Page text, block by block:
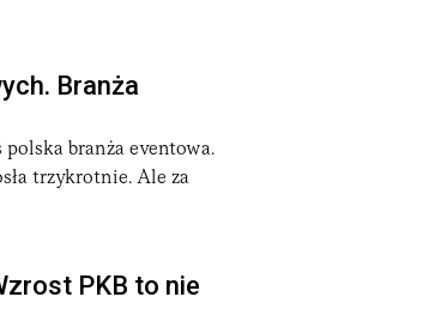
Branża
branża eventowa.
trzykrotnie. Ale za
PKB to nie